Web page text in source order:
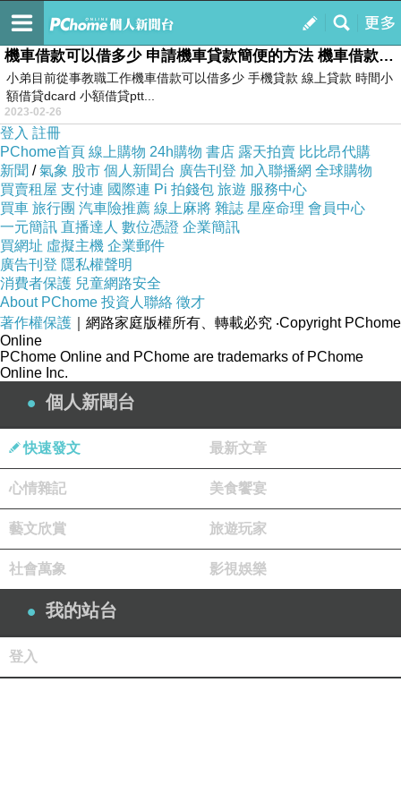
我的
訂閱
ernestyccu2
機車借款可以借多少 申請機車貸款簡便的方法 機車借款可以借多
小弟目前從事教職工作機車借款可以借多少 手機貸款 線上貸款 時間小
額借貸dcard 小額借貸ptt...
2023-02-26
登入 註冊
PChome首頁 線上購物 24h購物 書店 露天拍賣 比比昂代購
新聞 /氣象 股市 個人新聞台 廣告刊登 加入聯播網 全球購物
買賣租屋 支付連 國際連 Pi 拍錢包 旅遊 服務中心
買車 旅行團 汽車險推薦 線上麻將 雜誌 星座命理 會員中心
一元簡訊 直播達人 數位憑證 企業簡訊
買網址 虛擬主機 企業郵件
廣告刊登 隱私權聲明
消費者保護 兒童網路安全
About PChome 投資人聯絡 徵才
著作權保護 ｜網路家庭版權所有、轉載必究 ‧Copyright PChome
Online
PChome Online and PChome are trademarks of PChome
Online Inc.
個人新聞台
快速發文 最新文章
心情雜記 美食饗宴
藝文欣賞 旅遊玩家
社會萬象 影視娛樂
我的站台
登入